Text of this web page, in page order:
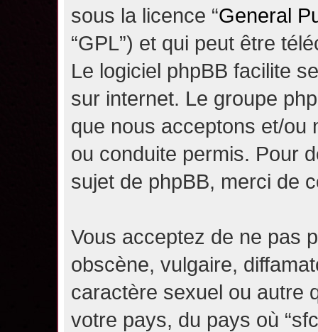
sous la licence “General
“GPL”) et qui peut être
Le logiciel phpBB facilite
sur internet. Le groupe
que nous acceptons et/ou
ou conduite permis. Pour
sujet de phpBB, merci de
Vous acceptez de ne pas
obscène, vulgaire,
caractère sexuel ou autre
votre pays, du pays où